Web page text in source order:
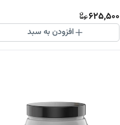
625,500
افزودن به سبد